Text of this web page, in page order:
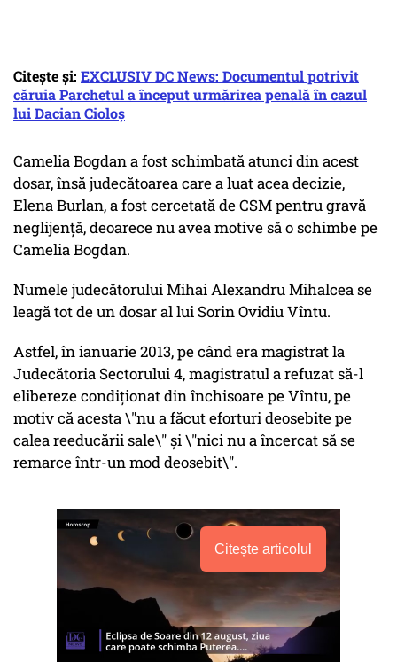
Citește și: EXCLUSIV DC News: Documentul potrivit
căruia Parchetul a început urmărirea penală în cazul
lui Dacian Cioloș
Camelia Bogdan a fost schimbată atunci din acest
dosar, însă judecătoarea care a luat acea decizie,
Elena Burlan, a fost cercetată de CSM pentru gravă
neglijență, deoarece nu avea motive să o schimbe pe
Camelia Bogdan.
Numele judecătorului Mihai Alexandru Mihalcea se
leagă tot de un dosar al lui Sorin Ovidiu Vîntu.
Astfel, în ianuarie 2013, pe când era magistrat la
Judecătoria Sectorului 4, magistratul a refuzat să-l
elibereze condiționat din închisoare pe Vîntu, pe
motiv că acesta \"nu a făcut eforturi deosebite pe
calea reeducării sale\" și \"nici nu a încercat să se
remarce într-un mod deosebit\".
Citește articolul